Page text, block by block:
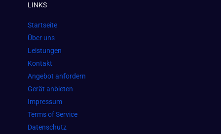
b
o
o
k
m
LINKS
Startseite
Über uns
Leistungen
Kontakt
Angebot anfordern
Gerät anbieten
Impressum
Terms of Service
Datenschutz